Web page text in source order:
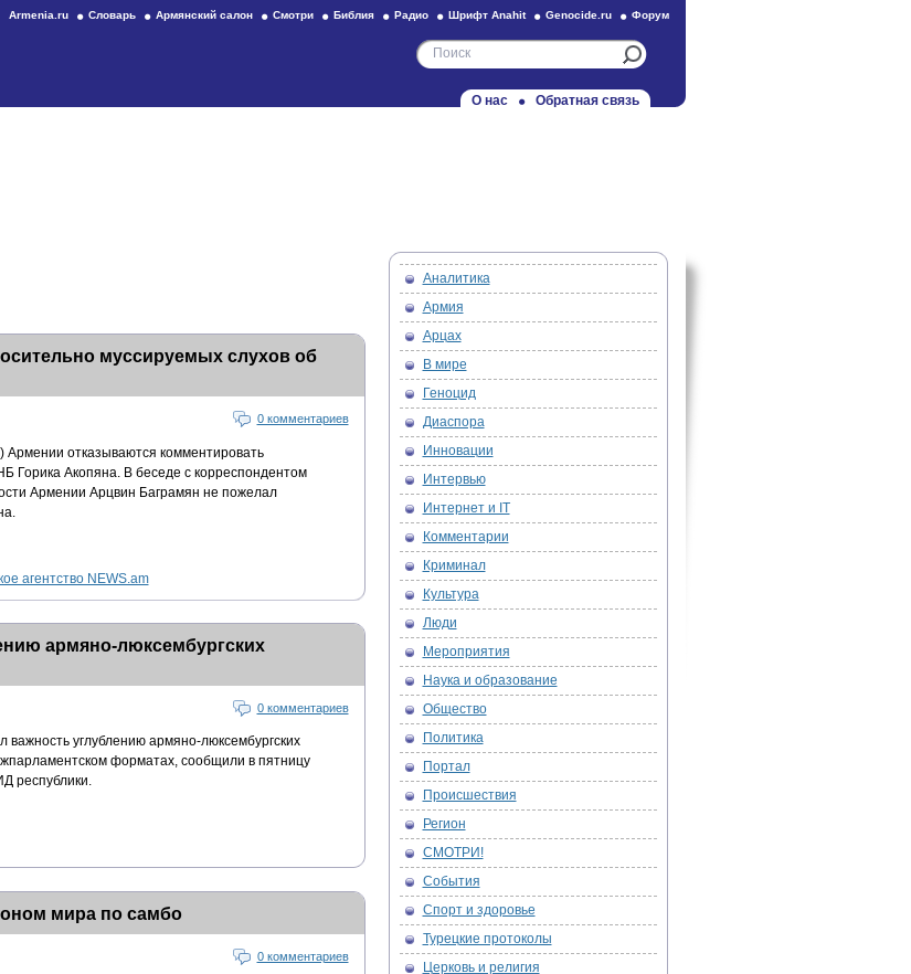
Armenia.ru Словарь Армянский салон Смотри Библия Радио Шрифт Anahit Genocide.ru Форум
О нас Обратная связь
муссируемых слухов об
0 комментариев
отказываются комментировать
Горика Акопяна. В беседе с корреспондентом
Армении Арцвин Баграмян не пожелал
агентство NEWS.am
армяно-люксембургских
0 комментариев
углублению армяно-люксембургских
форматах, сообщили в пятницу
республики.
мира по самбо
0 комментариев
Аналитика
Армия
Арцах
В мире
Геноцид
Диаспора
Инновации
Интервью
Интернет и IT
Комментарии
Криминал
Культура
Люди
Мероприятия
Наука и образование
Общество
Политика
Портал
Происшествия
Регион
СМОТРИ!
События
Спорт и здоровье
Турецкие протоколы
Церковь и религия